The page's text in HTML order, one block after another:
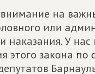
на
или
наказания. У
этого закона